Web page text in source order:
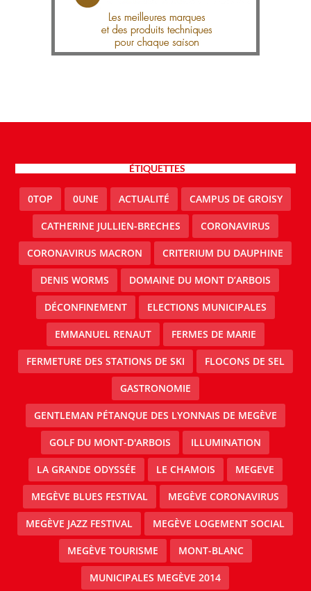
ÉTIQUETTES
0TOP 0UNE ACTUALITÉ CAMPUS DE GROISY
CATHERINE JULLIEN-BRECHES CORONAVIRUS
CORONAVIRUS MACRON CRITERIUM DU DAUPHINE
DENIS WORMS DOMAINE DU MONT D’ARBOIS
DÉCONFINEMENT ELECTIONS MUNICIPALES
EMMANUEL RENAUT FERMES DE MARIE
FERMETURE DES STATIONS DE SKI FLOCONS DE SEL
GASTRONOMIE
GENTLEMAN PÉTANQUE DES LYONNAIS DE MEGÈVE
GOLF DU MONT-D'ARBOIS ILLUMINATION
LA GRANDE ODYSSÉE LE CHAMOIS MEGEVE
MEGÈVE BLUES FESTIVAL MEGÈVE CORONAVIRUS
MEGÈVE JAZZ FESTIVAL MEGÈVE LOGEMENT SOCIAL
MEGÈVE TOURISME MONT-BLANC
MUNICIPALES MEGÈVE 2014